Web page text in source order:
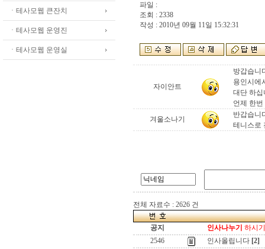
ㆍ테사모웹 큰잔치
ㆍ테사모웹 운영진
ㆍ테사모웹 운영실
파일 :
조회 : 2338
작성 : 2010년 09월 11일 15:32:31
자이안트
방갑습니
용인시에
대단 하
언제 한
겨울소나기
반갑습니
테니스로
전체 자료수 : 2626 건
공지 인사나누기 하시
2546
인사올립니다 [2]